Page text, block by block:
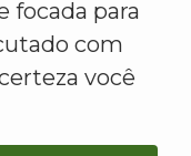
focada para
com
você